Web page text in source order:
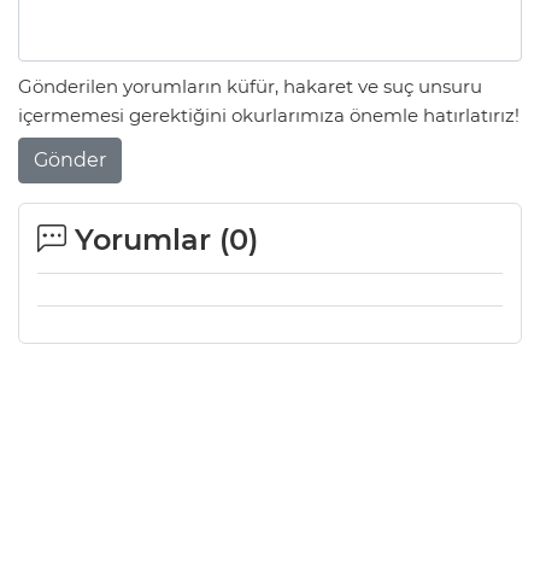
Gönderilen yorumların küfür, hakaret ve suç unsuru
içermemesi gerektiğini okurlarımıza önemle hatırlatırız!
Gönder
Yorumlar (0)